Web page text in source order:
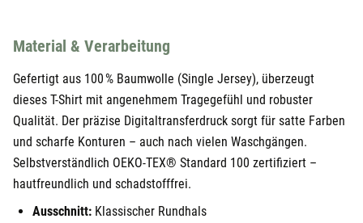
Material & Verarbeitung
Gefertigt aus 100 % Baumwolle (Single Jersey), überzeugt
dieses T-Shirt mit angenehmem Tragegefühl und robuster
Qualität. Der präzise Digitaltransferdruck sorgt für satte Farben
und scharfe Konturen – auch nach vielen Waschgängen.
Selbstverständlich OEKO-TEX® Standard 100 zertifiziert –
hautfreundlich und schadstofffrei.
Ausschnitt: Klassischer Rundhals